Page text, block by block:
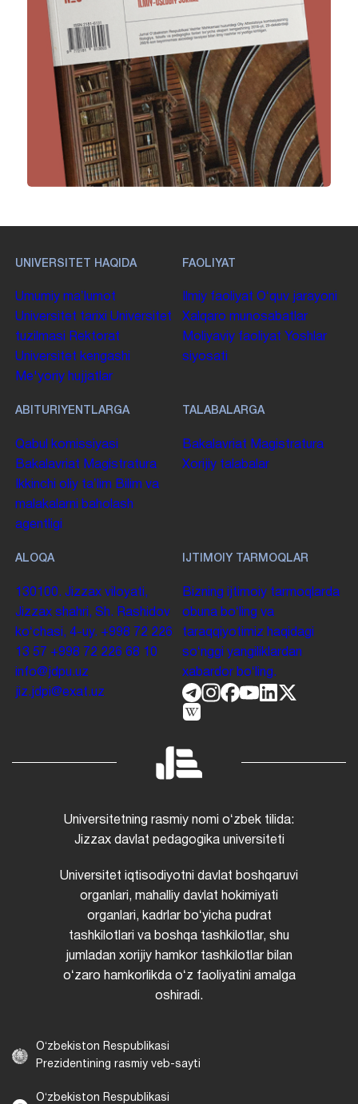
UNIVERSITET HAQIDA
Umumiy maʼlumot
Universitet tarixi Universitet
tuzilmasi
Rektorat
Universitet kengashi
Me'yoriy hujjatlar
FAOLIYAT
Ilmiy faoliyat Oʻquv jarayoni
Xalqaro munosabatlar
Moliyaviy faoliyat Yoshlar
siyosati
ABITURIYENTLARGA
Qabul komissiyasi
Bakalavriat Magistratura
Ikkinchi oliy taʼlim Bilim va
malakalarni baholash
agentligi
TALABALARGA
Bakalavriat Magistratura
Xorijiy talabalar
ALOQA
130100. Jizzax viloyati,
Jizzax shahri, Sh. Rashidov
koʻchasi, 4-uy. +998 72 226
13 57 +998 72 226 68 10
info@jdpu.uz
jiz.jdpi@exat.uz
IJTIMOIY TARMOQLAR
Bizning ijtimoiy tarmoqlarda
obuna boʻling va
taraqqiyotimiz haqidagi
soʻnggi yangiliklardan
xabardor boʻling.
Universitetning rasmiy nomi oʻzbek tilida:
Jizzax davlat pedagogika universiteti
Universitet iqtisodiyotni davlat boshqaruvi
organlari, mahalliy davlat hokimiyati
organlari, kadrlar boʻyicha pudrat
tashkilotlari va boshqa tashkilotlar, shu
jumladan xorijiy hamkor tashkilotlar bilan
oʻzaro hamkorlikda oʻz faoliyatini amalga
oshiradi.
Oʻzbekiston Respublikasi
Prezidentining rasmiy veb-sayti
Oʻzbekiston Respublikasi